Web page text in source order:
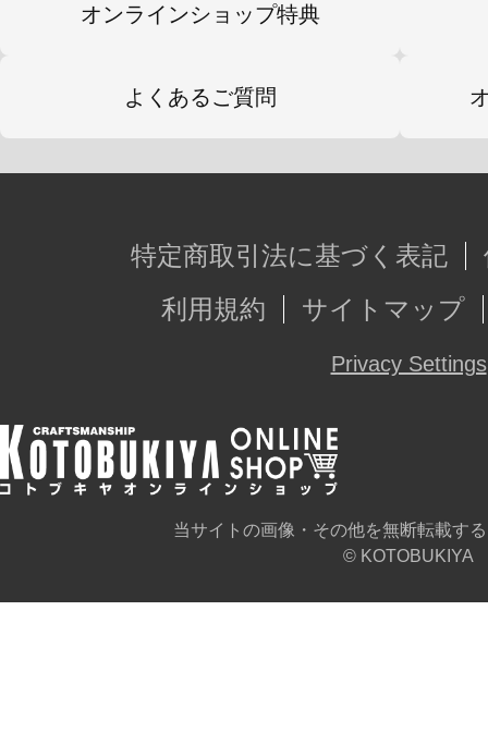
オンラインショップ特典
よくあるご質問
特定商取引法に基づく表記
利用規約
サイトマップ
Privacy Settings
当サイトの画像・その他を無断転載す
© KOTOBUKIYA